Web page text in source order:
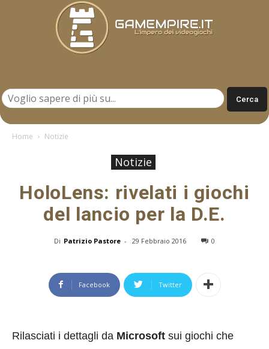
Home Notizie
Notizie
HoloLens: rivelati i giochi
del lancio per la D.E.
Di Patrizio Pastore - 29 Febbraio 2016 0
Facebook Twitter
Rilasciati i dettagli da Microsoft sui giochi che